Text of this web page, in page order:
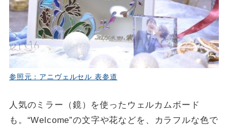
参照元：アニヴェルセル 表参道
人気のミラー（鏡）を使ったウェルカムボード
も。“Welcome”の文字や花などを、カラフルな色で